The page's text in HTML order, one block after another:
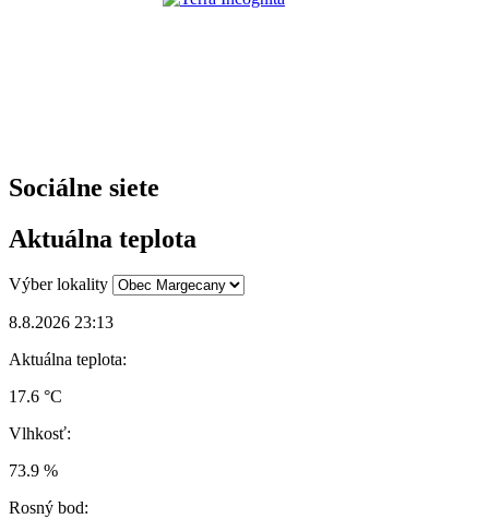
Sociálne siete
Aktuálna teplota
Výber lokality
8.8.2026 23:13
Aktuálna teplota:
17.6 °C
Vlhkosť:
73.9 %
Rosný bod: